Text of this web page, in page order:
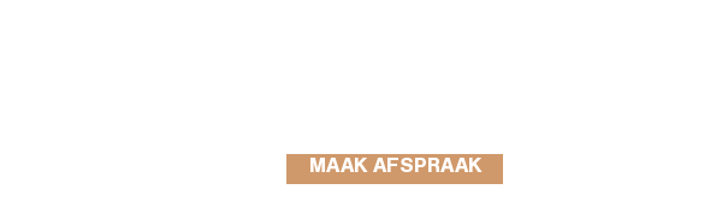
MAAK AFSPRAAK